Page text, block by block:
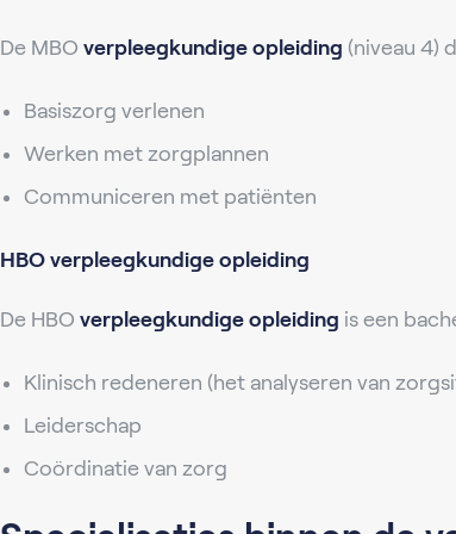
De MBO verpleegkundige opleiding (niveau 4)
Basiszorg verlenen
Werken met zorgplannen
Communiceren met patiënten
HBO verpleegkundige opleiding
De HBO verpleegkundige opleiding is een
Klinisch redeneren (het analyseren van
Leiderschap
Coördinatie van zorg